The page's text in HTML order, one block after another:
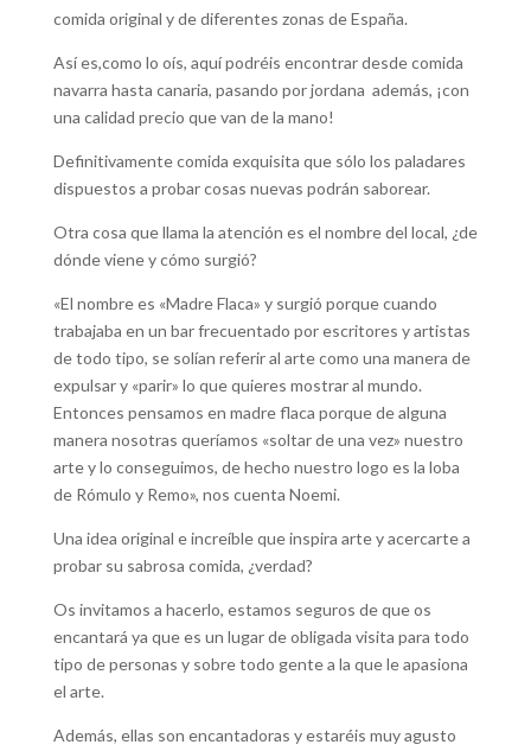
comida original y de diferentes zonas de España.
Así es,como lo oís, aquí podréis encontrar desde comida
navarra hasta canaria, pasando por jordana además, ¡con
una calidad precio que van de la mano!
Definitivamente comida exquisita que sólo los paladares
dispuestos a probar cosas nuevas podrán saborear.
Otra cosa que llama la atención es el nombre del local, ¿de
dónde viene y cómo surgió?
«El nombre es «Madre Flaca» y surgió porque cuando
trabajaba en un bar frecuentado por escritores y artistas
de todo tipo, se solían referir al arte como una manera de
expulsar y «parir» lo que quieres mostrar al mundo.
Entonces pensamos en madre flaca porque de alguna
manera nosotras queríamos «soltar de una vez» nuestro
arte y lo conseguimos, de hecho nuestro logo es la loba
de Rómulo y Remo», nos cuenta Noemi.
Una idea original e increíble que inspira arte y acercarte a
probar su sabrosa comida, ¿verdad?
Os invitamos a hacerlo, estamos seguros de que os
encantará ya que es un lugar de obligada visita para todo
tipo de personas y sobre todo gente a la que le apasiona
el arte.
Además, ellas son encantadoras y estaréis muy agusto